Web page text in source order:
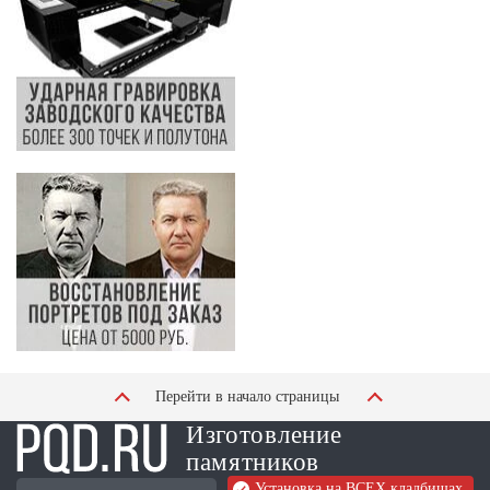
Перейти в начало страницы
Изготовление
памятников